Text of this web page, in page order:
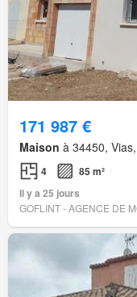
171 987 €
Maison à 34450,
4
85 m²
Il y a 25 jours
GOFLINT - AGENCE DE